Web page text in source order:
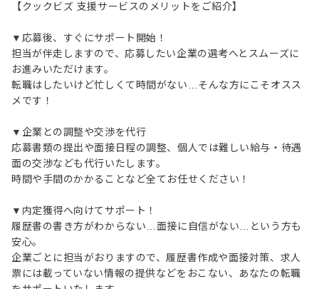
【クックビズ 支援サービスのメリットをご紹介】
▼応募後、すぐにサポート開始！
担当が伴走しますので、応募したい企業の選考へとスムーズに
お進みいただけます。
転職はしたいけど忙しくて時間がない…そんな方にこそオスス
メです！
▼企業との調整や交渉を代行
応募書類の提出や面接日程の調整、個人では難しい給与・待遇
面の交渉なども代行いたします。
時間や手間のかかることなど全てお任せください！
▼内定獲得へ向けてサポート！
履歴書の書き方がわからない…面接に自信がない…という方も
安心。
企業ごとに担当がおりますので、履歴書作成や面接対策、求人
票には載っていない情報の提供などをおこない、あなたの転職